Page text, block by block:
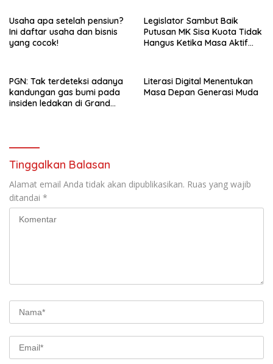
Usaha apa setelah pensiun?
Ini daftar usaha dan bisnis
yang cocok!
Legislator Sambut Baik
Putusan MK Sisa Kuota Tidak
Hangus Ketika Masa Aktif
PGN: Tak terdeteksi adanya
kandungan gas bumi pada
insiden ledakan di Grand
Literasi Digital Menentukan
Masa Depan Generasi Muda
Tinggalkan Balasan
Alamat email Anda tidak akan dipublikasikan. Ruas yang wajib
ditandai *